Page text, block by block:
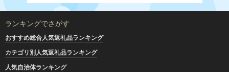
ランキングでさがす
おすすめ総合人気返礼品ランキング
カテゴリ別人気返礼品ランキング
人気自治体ランキング